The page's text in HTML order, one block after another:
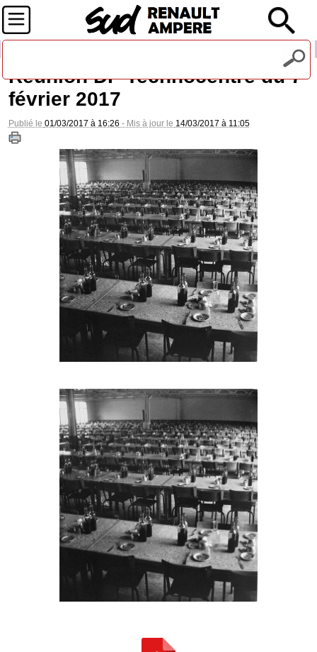
Réunion DP Technocentre du 7
février 2017
Publié le 01/03/2017 à 16:26 - Mis à jour le 14/03/2017 à 11:05